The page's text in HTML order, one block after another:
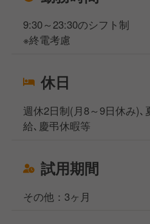
9:30～23:30のシフト制
※終電考慮
休日
週休2日制(月8～9日休み)､
給､慶弔休暇等
試用期間
その他：3ヶ月